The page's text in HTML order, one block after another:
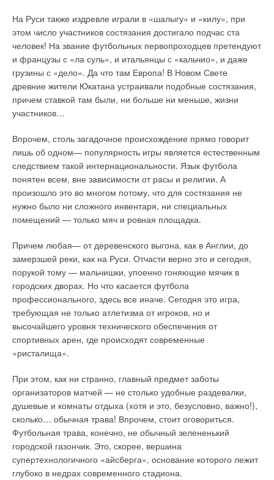
На Руси также издревле играли в «шалыгу» и «килу», при
этом число участников состязания достигало подчас ста
человек! На звание футбольных первопроходцев претендуют
и французы с «ла суль», и итальянцы с «кальчио», и даже
грузины с «дело». Да что там Европа! В Новом Свете
древние жители Юкатана устраивали подобные состязания,
причем ставкой там были, ни больше ни меньше, жизни
участников…
Впрочем, столь загадочное происхождение прямо говорит
лишь об одном— популярность игры является естественным
следствием такой интернациональности. Язык футбола
понятен всем, вне зависимости от расы и религии. А
произошло это во многом потому, что для состязания не
нужно было ни сложного инвентаря, ни специальных
помещений — только мяч и ровная площадка.
Причем любая— от деревенского выгона, как в Англии, до
замерзшей реки, как на Руси. Отчасти верно это и сегодня,
порукой тому — мальчишки, упоенно гоняющие мячик в
городских дворах. Но что касается футбола
профессионального, здесь все иначе. Сегодня это игра,
требующая не только атлетизма от игроков, но и
высочайшего уровня технического обеспечения от
спортивных арен, где происходят современные
«ристалища».
При этом, как ни странно, главный предмет заботы
организаторов матчей — не столько удобные раздевалки,
душевые и комнаты отдыха (хотя и это, безусловно, важно!),
сколько… обычная трава! Впрочем, стоит оговориться.
Футбольная трава, конечно, не обычный зелененький
городской газончик. Это, скорее, вершина
супертехнологичного «айсберга», основание которого лежит
глубоко в недрах современного стадиона.
перед собой компания — создать качественный продукт для
клиента и обеспечить стабильным и прогнозируемым
бизнесом своих постоянных и потенциальных партнеров.
Знание рынка, многолетний опыт, близость к потребителю
позволяют компании значительно быстрее западных коллег
реагировать на любые изменения рынка и оперативно
решать практически все возникающие вопросы, выстраивать
партнеров, предоставляя каждому индивидуальные условия.
Для наших бизнес-партнеров организованы:
техническая поддержка и обучение для менеджеров по
продажам и технического персонала;
семинары для проектных, строительных и монтажных
организаций;
маркетинговая и рекламная поддержка на
участие в международных и региональных выставках;
обеспечение сервисных центров запчастями для
проведения гарантийного и сервисного обслуживания.
Итак, знакомьтесь, товарная линейка Alphatherm.
Газовые настенные котлы серии Sigma
делятся два типа:
Sigma BT/BK, Sigma PKD/PTD и PKS/PTS. Sigma BT/BK. Котел
с плавным регулированием мощности. Оснащен
битермическим теплообменником, циркуляционным насосом
с воздухоотводчиком, автоматическим байпасом, сбросным
клапаном, экспанзиоматом. Зажигание — электронное.
Имеет двухпроцессорную плату управления, которая
автоматически обеспечивает поддержание заданной
температуры в контурах отопления и ГВС, встроенные
системы защиты: от накипи, блокировки циркуляционного
насоса, замерзания контуров отопления и ГВС и функцию
выбега вентилятора и насоса.
ЖКХ вносит и строительный бум. Очевидно, что возведение
новых домов — это позитивный момент для многих
«замученных» квартирным вопросом.
Интерес потенциальных покупателей и застройщиков в этом
направлении поддерживают и государственные власти,
продвигая в жизнь различные программы, например,
национальный проект «Доступное и комфортное жилье —
гражданам России». При этом, безусловно, понятие
«комфортное жилье» не может существовать в отрыве от
тепла и горячего водоснабжения. Но в сложившейся
ситуации очевидное решение о подключении к уже
имеющимся централизованным системам перестает быть
оптимальным практически и экономически.
Массовое жилищное строительство еще больше обостряет
ситуацию с теплоснабжением. Прежде всего, оборудование
существующих котельных не только устарело, но чаще всего
сильно перегружено. При этом реформирование идет
далеко не семимильными шагами, и процесс модернизации
происходит медленно. Поэтому время, когда мощность
котельных можно будет повысить настолько, чтобы
обеспечить теплом новые районы, еще не наступило, а
отопление новостройкам необходимо уже сейчас.
Наряду с помехами со стороны оборудования свои капризы
есть и у теплосети. Прежде всего это касается построек,
находящихся в отдалении от трубопровода. Его прокладка
на удаленные расстояния грозит не только значительными
затратами средств, но и дальнейшим увеличением
теплопотерь. На постройку новой централизованной
системы в бюджетах инвесторов лишних средств зачастую не
найти. При распределении этих затрат на стоимость
будущего жилья оно теряет возможность оставаться в
рамках «доступного»…